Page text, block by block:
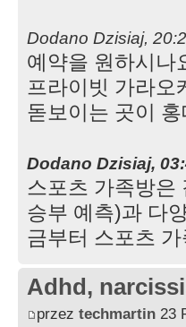
Dodano Dzisiaj,
예약을 원하시나
프라이빗 가라오
돋보이는 곳이
Dodano Dzisiaj,
스포츠 가족방은
승부 예측)과 다
금부터 스포츠
Adhd,
przez techmartin 23